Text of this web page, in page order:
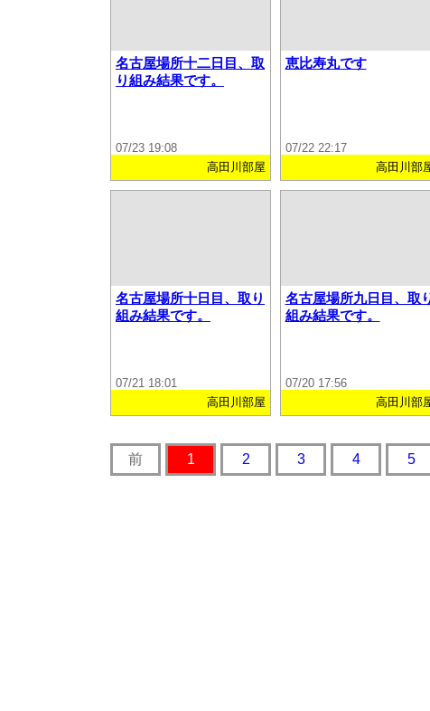
名古屋場所十二日目、取
り組み結果です。
07/23 19:08
高田川部屋
恵比寿丸です
07/22 22:17
高田川部
名古屋場所十日目、取り
組み結果です。
07/21 18:01
高田川部屋
名古屋場所九日目、取
組み結果です。
07/20 17:56
高田川部
前 1 2 3 4 5